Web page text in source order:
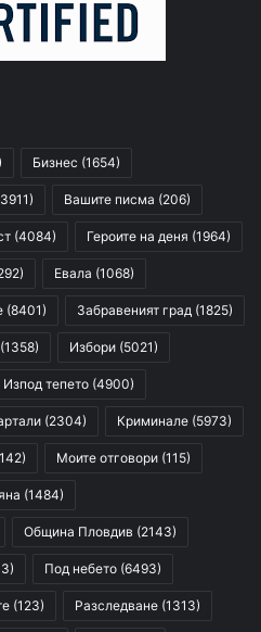
Бизнес (1654)
Вашите писма (206)
(4084) Героите на деня (1964)
Евала (1068)
(8401) Забравеният град (1825)
(1358) Избори (5021)
Изпод тепето (4900)
(2304) Криминале (5973)
Моите отговори (115)
(1484)
Община Пловдив (2143)
Под небето (6493)
(123) Разследване (1313)